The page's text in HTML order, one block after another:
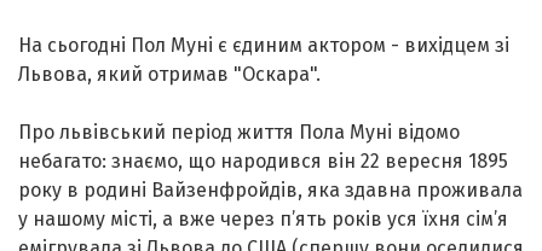
На сьогодні Пол Муні є єдиним актором - вихідцем зі
Львова, який отримав "Оскара".
Про львівський період життя Пола Муні відомо
небагато: знаємо, що народився він 22 вересня 1895
року в родині Вайзенфройдів, яка здавна проживала
у нашому місті, а вже через п’ять років уся їхня сім’я